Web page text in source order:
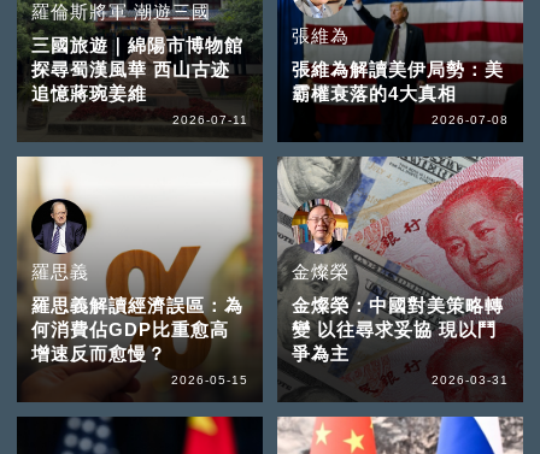
羅倫斯將軍 潮遊三國
三國旅遊｜綿陽市博物館
探尋蜀漢風華 西山古迹
追憶蔣琬姜維
2026-07-11
張維為
張維為解讀美伊局勢：美
霸權衰落的4大真相
2026-07-08
羅思義
羅思義解讀經濟誤區：為
何消費佔GDP比重愈高
增速反而愈慢？
2026-05-15
金燦榮
金燦榮：中國對美策略轉
變 以往尋求妥協 現以鬥
爭為主
2026-03-31